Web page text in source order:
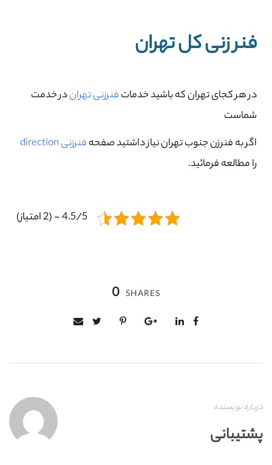
فنر زنی کل تهران
در هر کجای تهران که باشید خدماتفنرزنی تهراندر خدمت
شماست
اگر به فنرزن جنوب تهران نیاز داشتید صفحهفنرزنی direction
را مطالعه فرمائید.
4.5/5 - (2 امتیاز)
0 SHARES
درباره نویسنده
پشتیبانی